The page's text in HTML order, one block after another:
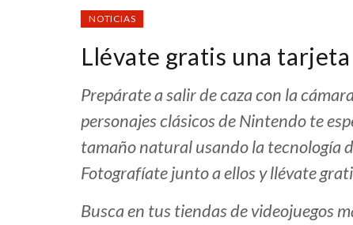
NOTICIAS
Llévate gratis una
Prepárate a salir de caza con la
personajes clásicos de Nintendo te
tamaño natural usando la tecnología
Fotografíate junto a ellos y llévate
Busca en tus tiendas de videojuegos